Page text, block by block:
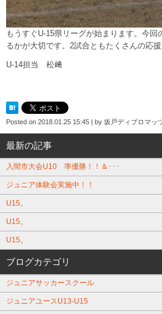
もうすぐU-15県リーグが始まります。今回
るかが大切です。2試合ともたくさんの応
U-14担当 松﨑
Posted on 2018.01.25 15:45 | by 坂戸ディプロマッ
最新の記事
入間市大会U10 準優勝！！＆･･･
ジュニア体験会実施中！！
U15。
U15。
U15。
ブログカテゴリ
ジュニアサッカースクール
ジュニアユースU13-U15